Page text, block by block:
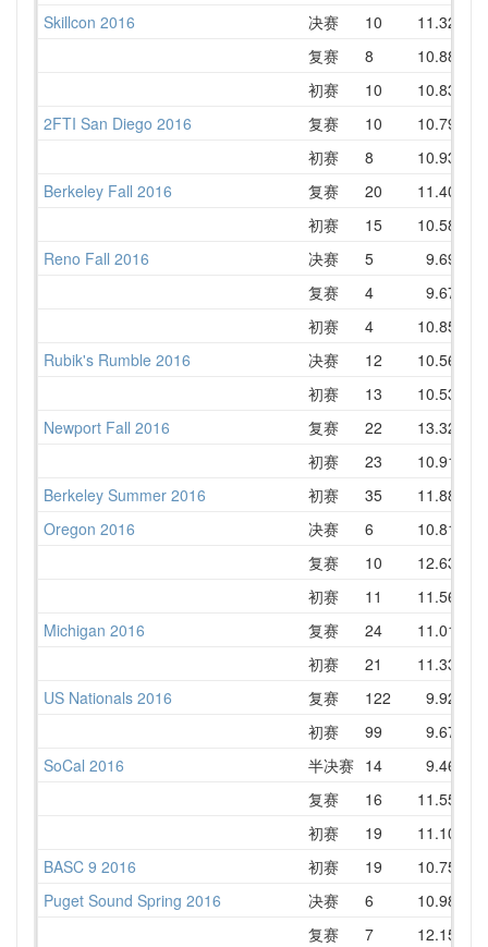
Skillcon 2016
决赛 10 11.32
复赛
8 10.88
初赛
10 10.83
2FTI San Diego 2016
复赛 10 10.79
初赛
8 10.93
Berkeley Fall 2016
复赛 20 11.40
初赛
15 10.58
Reno Fall 2016
决赛 5 9.69
复赛
4 9.67
初赛
4 10.85
Rubik's Rumble 2016
决赛 12 10.56
初赛
13 10.53
Newport Fall 2016
复赛 22 13.32
初赛
23 10.91
Berkeley Summer 2016
初赛 35 11.88
Oregon 2016
决赛 6 10.81
复赛
10 12.63
初赛
11 11.56
Michigan 2016
复赛 24 11.01
初赛
21 11.33
US Nationals 2016
复赛 122 9.92
初赛
99 9.67
SoCal 2016
半决赛 14 9.46
复赛
16 11.55
初赛
19 11.10
BASC 9 2016
初赛 19 10.75
Puget Sound Spring 2016
决赛 6 10.98
复赛
7 12.15